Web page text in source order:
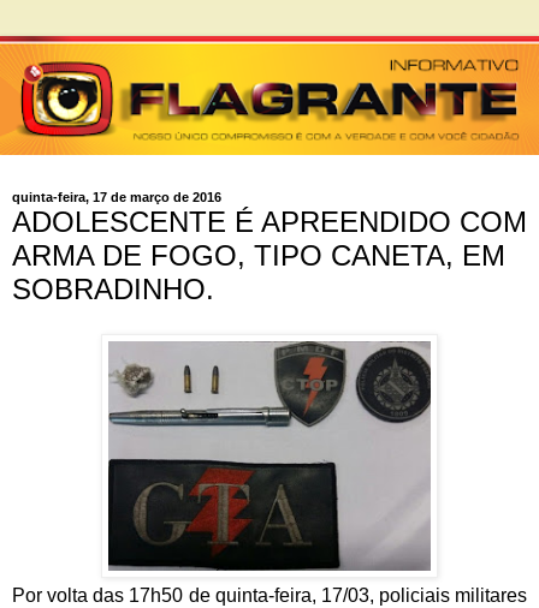
quinta-feira, 17 de março de 2016
ADOLESCENTE É APREENDIDO COM
ARMA DE FOGO, TIPO CANETA, EM
SOBRADINHO.
Por volta das 17h50 de quinta-feira, 17/03, policiais militares